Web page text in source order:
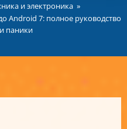
и электроника
Android 7: полное руководство
паники